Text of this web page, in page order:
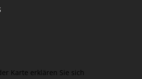
Karte erklären Sie sich